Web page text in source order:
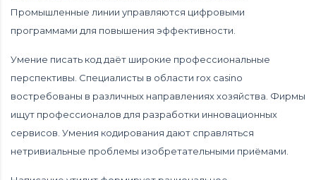
Промышленные линии управляются цифровыми
программами для повышения эффективности.
Умение писать код даёт широкие профессиональные
перспективы. Специалисты в области rox casino
востребованы в различных направлениях хозяйства. Фирмы
ищут профессионалов для разработки инновационных
сервисов. Умения кодирования дают справляться
нетривиальные проблемы изобретательными приёмами.